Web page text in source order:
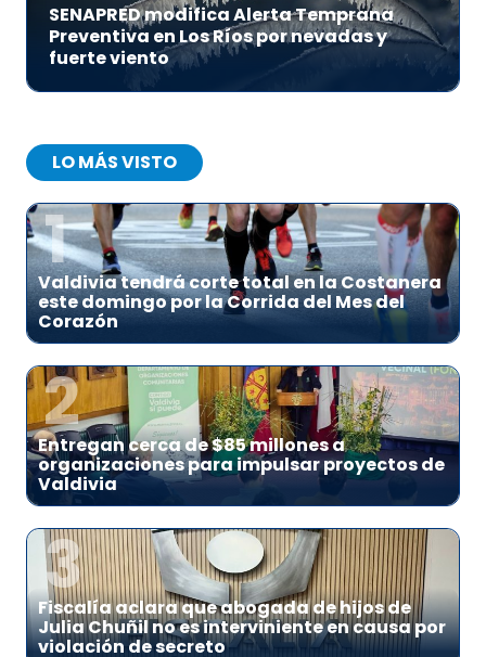
SENAPRED modifica Alerta Temprana
Preventiva en Los Ríos por nevadas y
fuerte viento
LO MÁS VISTO
1
Valdivia tendrá corte total en la Costanera
este domingo por la Corrida del Mes del
Corazón
2
Entregan cerca de $85 millones a
organizaciones para impulsar proyectos de
Valdivia
3
Fiscalía aclara que abogada de hijos de
Julia Chuñil no es interviniente en causa por
violación de secreto